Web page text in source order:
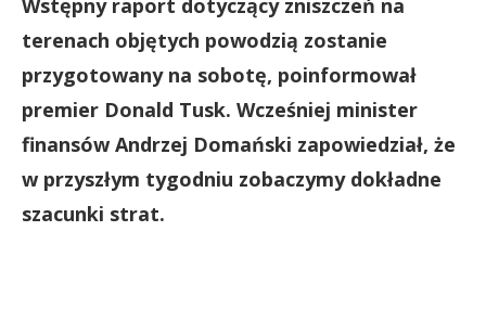
Wstępny raport dotyczący zniszczeń na
terenach objętych powodzią zostanie
przygotowany na sobotę, poinformował
premier Donald Tusk. Wcześniej minister
finansów Andrzej Domański zapowiedział, że
w przyszłym tygodniu zobaczymy dokładne
szacunki strat.